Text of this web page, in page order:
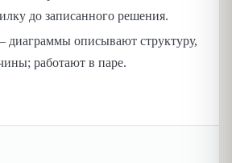
до записанного решения.
диаграммы описывают структуру,
работают в паре.